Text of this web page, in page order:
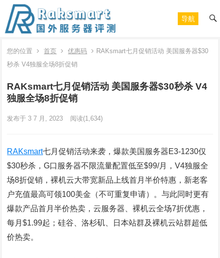
导航
您的位置 首页 优惠码
RAKsmart七月促销活动 美国服务器$30
秒杀 V4独服全场8折促销
RAKsmart七月促销活动 美国服务器$30秒杀 V4
独服全场8折促销
发布于 3 7 月, 2023 阅读(1,634)
RAKsmart七月促销活动来袭，爆款美国服务器E3-1230仅
$30秒杀，G口服务器不限流量配置低至$99/月，V4独服全
场8折促销，裸机云大带宽新品上线首月半价特惠，新老客
户充值最高可领100美金（不可重复申请）。与此同时更有
爆款产品首月半价热卖，云服务器、裸机云全场7折优惠，
每月$1.99起；硅谷、洛杉矶、日本站群及裸机云站群超低
价热卖。